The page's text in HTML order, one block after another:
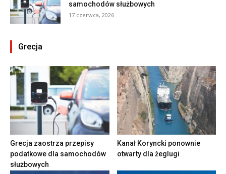
samochodów służbowych
17 czerwca, 2026
Grecja
Grecja zaostrza przepisy
podatkowe dla samochodów
służbowych
Kanał Koryncki ponownie
otwarty dla żeglugi